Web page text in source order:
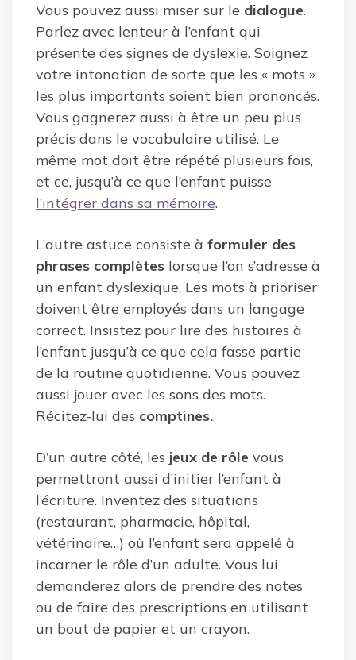
Vous pouvez aussi miser sur le dialogue.
Parlez avec lenteur à l’enfant qui
présente des signes de dyslexie. Soignez
votre intonation de sorte que les « mots »
les plus importants soient bien prononcés.
Vous gagnerez aussi à être un peu plus
précis dans le vocabulaire utilisé. Le
même mot doit être répété plusieurs fois,
et ce, jusqu’à ce que l’enfant puisse
l’intégrer dans sa mémoire.
L’autre astuce consiste à formuler des
phrases complètes lorsque l’on s’adresse à
un enfant dyslexique. Les mots à prioriser
doivent être employés dans un langage
correct. Insistez pour lire des histoires à
l’enfant jusqu’à ce que cela fasse partie
de la routine quotidienne. Vous pouvez
aussi jouer avec les sons des mots.
Récitez-lui des comptines.
D’un autre côté, les jeux de rôle vous
permettront aussi d’initier l’enfant à
l’écriture. Inventez des situations
(restaurant, pharmacie, hôpital,
vétérinaire…) où l’enfant sera appelé à
incarner le rôle d’un adulte. Vous lui
demanderez alors de prendre des notes
ou de faire des prescriptions en utilisant
un bout de papier et un crayon.